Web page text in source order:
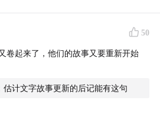
。
“大城市”的故事，以播客为例，
自北京和上海，也许让我们偶尔
50
卷起来了，他们的故事又要重新开始
估计文字故事更新的后记能有这句